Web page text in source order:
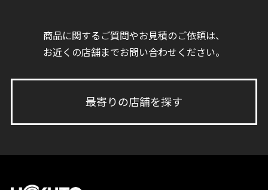
商品に関するご質問やお見積のご依頼は、
お近くの店舗までお問い合わせください。
最寄りの店舗を探す